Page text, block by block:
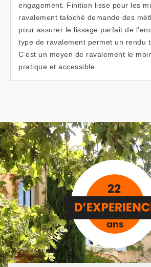
engagement. Finition lisse pour les
ravalement taloché demande des
pour assurer le lissage parfait de
type de ravalement permet un rendu
C’est un moyen de ravalement le
pratique et accessible.